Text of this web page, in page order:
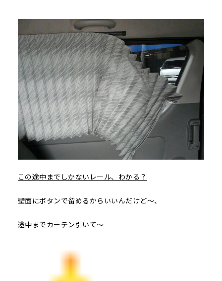
この途中までしかないレール、わかる？
壁面にボタンで留めるからいいんだけど～、
途中までカーテン引いて～